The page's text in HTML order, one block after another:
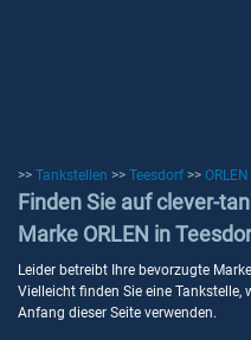
>> Tankstellen >> Teesdorf >> ORLEN
Finden Sie auf clever-
Marke ORLEN in
Leider betreibt Ihre bevorzugte
Vielleicht finden Sie eine Tankstelle,
Anfang dieser Seite verwenden.